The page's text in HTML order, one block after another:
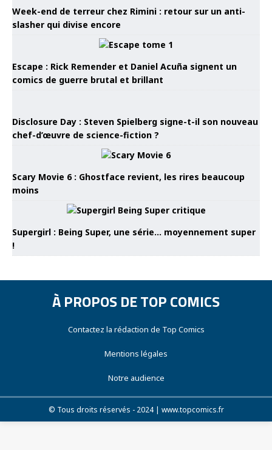
Week-end de terreur chez Rimini : retour sur un anti-
slasher qui divise encore
Escape : Rick Remender et Daniel Acuña signent un
comics de guerre brutal et brillant
Disclosure Day : Steven Spielberg signe-t-il son nouveau
chef-d’œuvre de science-fiction ?
Scary Movie 6 : Ghostface revient, les rires beaucoup
moins
Supergirl : Being Super, une série… moyennement super
!
À PROPOS DE TOP COMICS
Contactez la rédaction de Top Comics
Mentions légales
Notre audience
© Tous droits réservés - 2024 | www.topcomics.fr